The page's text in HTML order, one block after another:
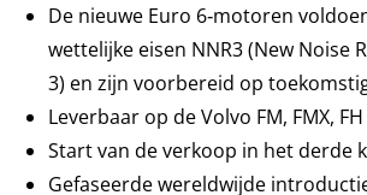
De nieuwe Euro 6‑motoren
wettelijke eisen NNR3 (New Noise
3) en zijn voorbereid op
Leverbaar op de Volvo FM, FMX,
Start van de verkoop in het derde
Gefaseerde wereldwijde